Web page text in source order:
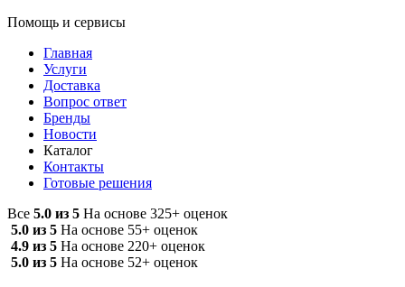
Помощь и сервисы
Главная
Услуги
Доставка
Вопрос ответ
Бренды
Новости
Каталог
Контакты
Готовые решения
Все 5.0 из 5 На основе 325+ оценок
5.0 из 5 На основе 55+ оценок
4.9 из 5 На основе 220+ оценок
5.0 из 5 На основе 52+ оценок